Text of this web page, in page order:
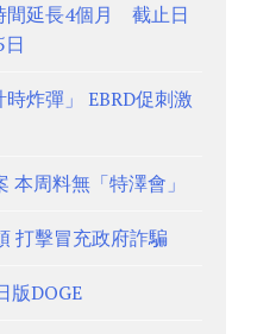
間延長4個月 截止日
炸彈」 EBRD促刺激
本周料無「特澤會」
打擊冒充政府詐騙
版DOGE